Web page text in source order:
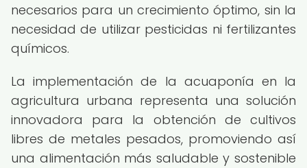
necesarios para un crecimiento óptimo, sin la
necesidad de utilizar pesticidas ni fertilizantes
químicos.
La implementación de la acuaponía en la
agricultura urbana representa una solución
innovadora para la obtención de cultivos
libres de metales pesados, promoviendo así
una alimentación más saludable y sostenible